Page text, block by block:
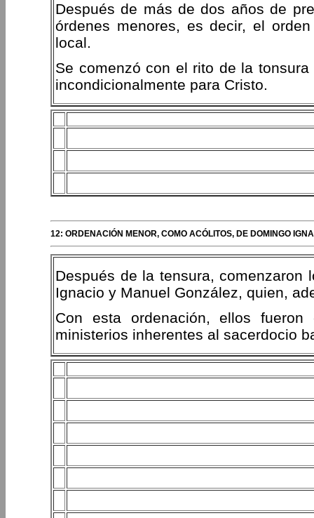
Después de más de dos años de
órdenes menores, es decir, el
local.
Se comenzó con el rito de la
incondicionalmente para Cristo.
12: ORDENACIÓN MENOR, COMO ACÓLITOS, DE DOMINGO
Después de la tensura, comenzaron
Ignacio y Manuel González, quien,
Con esta ordenación, ellos fueron
ministerios inherentes al sacerdocio